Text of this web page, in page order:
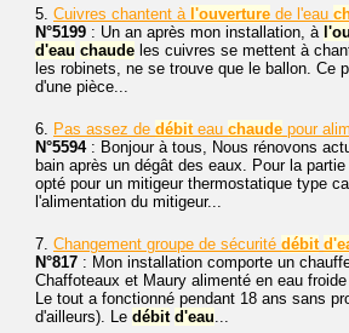
5. Cuivres chantent à l'ouverture de l'eau
N°5199 : Un an après mon installation, à
d'eau chaude les cuivres se mettent à
les robinets, ne se trouve que le ballon. Ce
d'une pièce...
6. Pas assez de débiteau chaude pour
N°5594: Bonjour à tous, Nous rénovons
bain après un dégât des eaux. Pour la
opté pour un mitigeur thermostatique type
l'alimentation du mitigeur...
7. Changement groupe de sécurité débit
N°817 : Mon installation comporte un
Chaffoteaux et Maury alimenté en eau
Le tout a fonctionné pendant 18 ans sans
d'ailleurs). Le débit d'eau...